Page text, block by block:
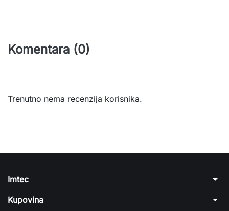
Komentara (0)
Trenutno nema recenzija korisnika.
Imtec arrow_drop_down
Kupovina arrow_drop_down